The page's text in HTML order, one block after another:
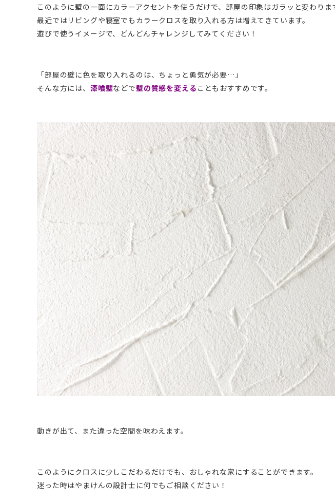
このように壁の一面にカラーアクセントを使うだけで、部屋の印象はガラッと変わりま
最近ではリビングや寝室でもカラークロスを取り入れる方は増えてきています。
遊びで使うイメージで、どんどんチャレンジしてみてください！
「部屋の壁に色を取り入れるのは、ちょっと勇気が必要…」
そんな方には、 漆喰壁などで壁の質感を変える こともおすすめです。
動きが出て、また違った空間を味わえます。
このようにクロスに少しこだわるだけでも、おしゃれな家にすることができます。
迷った時はやまけんの設計士に何でもご相談ください！